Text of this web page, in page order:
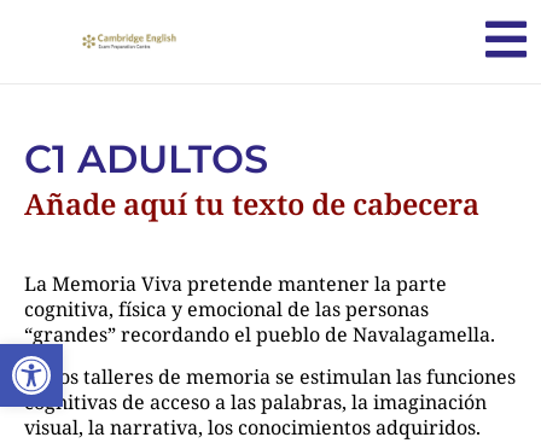
Abrir barra de herramientas
C1 ADULTOS
Añade aquí tu texto de cabecera
La Memoria Viva pretende mantener la parte
cognitiva, física y emocional de las personas
“grandes” recordando el pueblo de Navalagamella.
En los talleres de memoria se estimulan las funciones
cognitivas de acceso a las palabras, la imaginación
visual, la narrativa, los conocimientos adquiridos.